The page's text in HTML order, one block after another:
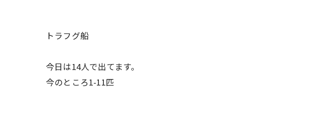
トラフグ船
今日は14人で出てます。
今のところ1-11匹